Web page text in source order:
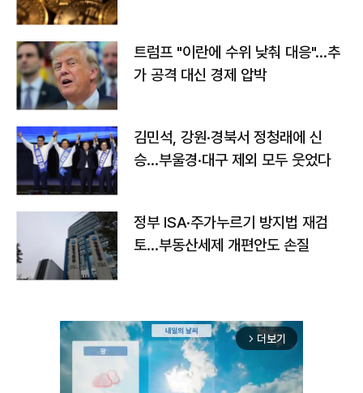
트럼프 "이란에 수위 낮춰 대응"…추
가 공격 대신 경제 압박
김민석, 강원·경북서 정청래에 신
승…부울경·대구 제외 모두 웃었다
정부 ISA·주가누르기 방지법 재검
토…부동산세제 개편안도 손질
arrow_forward_ios 더보기